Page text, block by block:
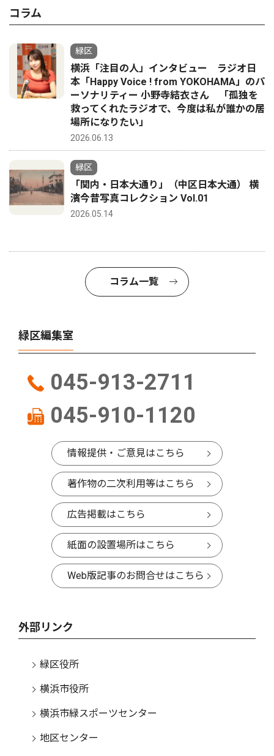
コラム
緑区
横浜「注目の人」インタビュー ラジオ日
本「Happy Voice ! from YOKOHAMA」のパ
ーソナリティー 小野寺結衣さん 「孤独を
救ってくれたラジオで、今度は私が誰かの居
場所になりたい」
2026.06.13
緑区
「関内・日本大通り」（中区日本大通） 横
濱今昔写真コレクション Vol.01
2026.05.14
コラム一覧
緑区編集室
045-913-2711
045-910-1120
情報提供・ご意見はこちら
著作物の二次利用等はこちら
広告掲載はこちら
紙面の設置場所はこちら
Web版記事のお問合せはこちら
外部リンク
緑区役所
横浜市役所
横浜市緑スポーツセンター
地区センター